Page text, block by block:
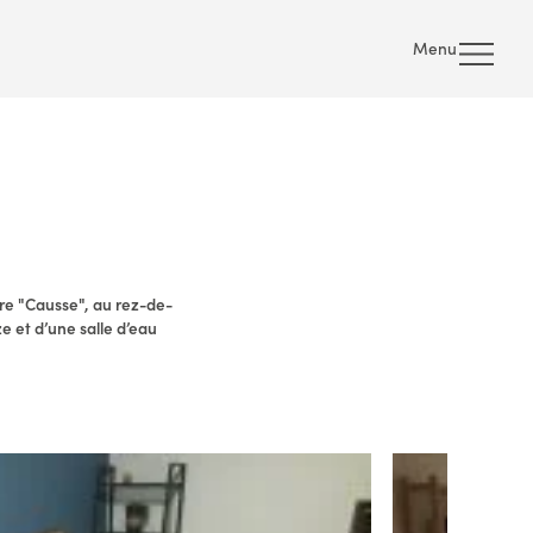
Menu
"Causse", au rez-de-
d’une salle d’eau